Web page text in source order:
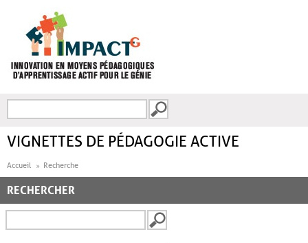
FORMULAIRE DE
VIGNETTES DE PÉDAGOGIE ACTIVE
Accueil Recherche
RECHERCHER